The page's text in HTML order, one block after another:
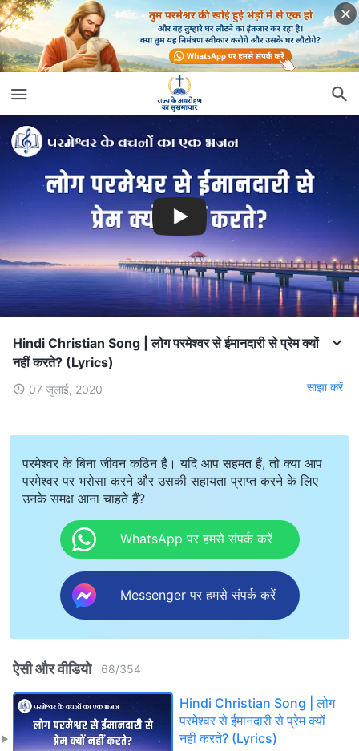
Hindi Christian Song | लोग परमेश्वर से ईमानदारी से प्रेम क्यों
नहीं करते? (Lyrics)
07 जुलाई, 2020 साझा करें
परमेश्वर के बिना जीवन कठिन है। यदि आप सहमत हैं, तो क्या आप
परमेश्वर पर भरोसा करने और उसकी सहायता प्राप्त करने के लिए
उनके समक्ष आना चाहते हैं?
WhatsApp पर हमसे संपर्क करें
Messenger पर हमसे संपर्क करें
ऐसी और वीडियो 68/354
Hindi Christian Song | लोग
परमेश्वर से ईमानदारी से प्रेम क्यों
नहीं करते? (Lyrics)